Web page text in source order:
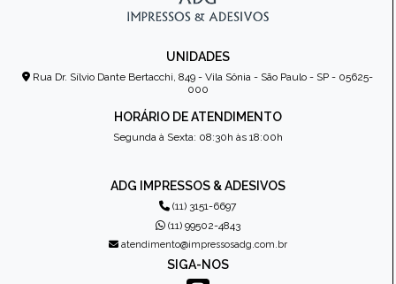
UNIDADES
Rua Dr. Sílvio Dante Bertacchi, 849 - Vila Sônia - São Paulo - SP - 05625-
000
HORÁRIO DE ATENDIMENTO
Segunda à Sexta: 08:30h às 18:00h
ADG IMPRESSOS & ADESIVOS
(11) 3151-6697
(11) 99502-4843
atendimento@impressosadg.com.br
SIGA-NOS